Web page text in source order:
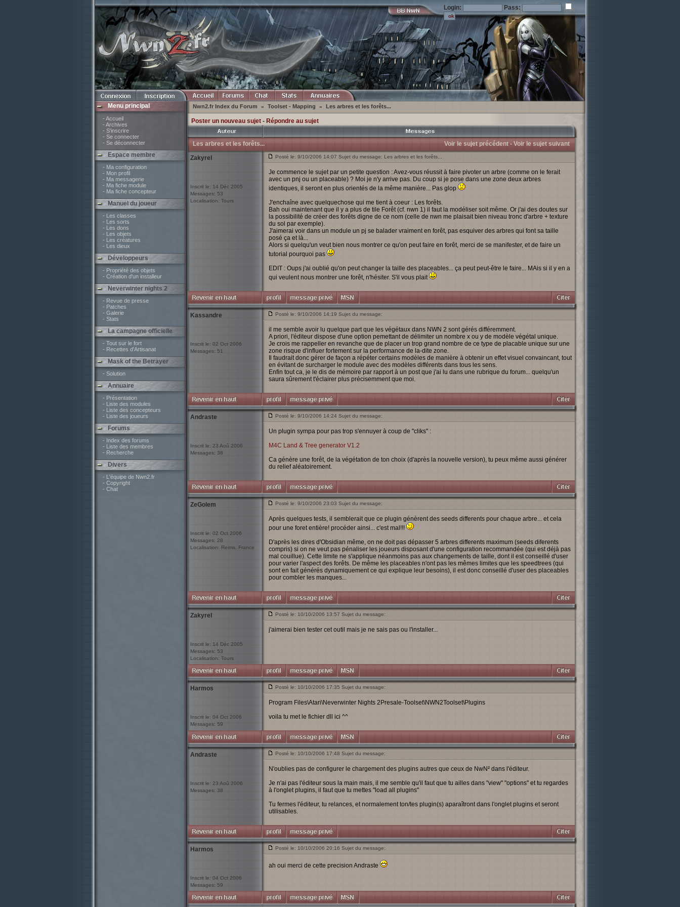
Login: Pass:
Menu principal
- Accueil
- Archives
- S'inscrire
- Se connecter
- Se déconnecter
Espace membre
- Ma configuration
- Mon profil
- Ma messagerie
- Ma fiche module
- Ma fiche concepteur
Manuel du joueur
- Les classes
- Les sorts
- Les dons
- Les objets
- Les créatures
- Les dieux
Développeurs
- Propriété des objets
- Création d'un installeur
Neverwinter nights 2
- Revue de presse
- Patches
- Galerie
- Stats
La campagne officielle
- Tout sur le fort
- Recettes d'Artisanat
Mask of the Betrayer
- Solution
Annuaire
- Présentation
- Liste des modules
- Liste des concepteurs
- Liste des joueurs
Forums
- Index des forums
- Liste des membres
- Recherche
Divers
- L'équipe de Nwn2.fr
- Copyright
- Chat
Nwn2.fr Index du Forum » Toolset - Mapping » Les arbres et les forêts...
Poster un nouveau sujet- Répondre au sujet
Les arbres et les forêts... Voir le sujet précédent - Voir le sujet suivant
Zakyrel
Inscrit le: 14 Déc 2005
Messages: 53
Localisation: Tours
Posté le: 9/10/2006 14:07 Sujet du message: Les arbres et les forêts...
Je commence le sujet par un petite question : Avez-vous réussit à faire pivoter un arbre (comme on le ferait
avec un pnj ou un placeable) ? Moi je n'y arrive pas. Du coup si je pose dans une zone deux arbres
identiques, il seront en plus orientés de la même manière... Pas glop
J'enchaîne avec quelquechose qui me tient à coeur : Les forêts.
Bah oui maintenant que il y a plus de tile Forêt (cf. nwn 1) il faut la modéliser soit même. Or j'ai des doutes sur
la possibilité de créer des forêts digne de ce nom (celle de nwn me plaisait bien niveau tronc d'arbre + texture
du sol par exemple).
J'aimerai voir dans un module un pj se balader vraiment en forêt, pas esquiver des arbres qui font sa taille
posé ça et là...
Alors si quelqu'un veut bien nous montrer ce qu'on peut faire en forêt, merci de se manifester, et de faire un
tutorial pourquoi pas
EDIT : Oups j'ai oublié qu'on peut changer la taille des placeables... ça peut peut-être le faire... MAis si il y en a
qui veulent nous montrer une forêt, n'hésiter. S'il vous plait
Kassandre
Inscrit le: 02 Oct 2006
Messages: 51
Posté le: 9/10/2006 14:19 Sujet du message:
il me semble avoir lu quelque part que les végétaux dans NWN 2 sont gérés différemment.
A priori, l'éditeur dispose d'une option pemettant de délimiter un nombre x ou y de modèle végétal unique.
Je crois me rappeller en revanche que de placer un trop grand nombre de ce type de placable unique sur une
zone risque d'influer fortement sur la performance de la-dite zone.
Il faudrait donc gérer de façon a répéter certains modèles de manière à obtenir un effet visuel convaincant, tout
en évitant de surcharger le module avec des modèles différents dans tous les sens.
Enfin tout ca, je le dis de mémoire par rapport à un post que j'ai lu dans une rubrique du forum... quelqu'un
saura sûrement t'éclairer plus précisemment que moi.
Andraste
Inscrit le: 23 Aoû 2006
Messages: 38
Posté le: 9/10/2006 14:24 Sujet du message:
Un plugin sympa pour pas trop s'ennuyer à coup de "cliks" :
M4C Land & Tree generator V1.2
Ca génère une forêt, de la végétation de ton choix (d'après la nouvelle version), tu peux même aussi générer
du relief aléatoirement.
ZeGolem
Inscrit le: 02 Oct 2006
Messages: 28
Localisation: Reims, France
Posté le: 9/10/2006 23:03 Sujet du message:
Après quelques tests, il semblerait que ce plugin génèrent des seeds differents pour chaque arbre... et cela
pour une foret entière! procéder ainsi... c'est mal!!!
D'après les dires d'Obsidian même, on ne doit pas dépasser 5 arbres differents maximum (seeds diferents
compris) si on ne veut pas pénaliser les joueurs disposant d'une configuration recommandée (qui est déjà pas
mal couillue). Cette limite ne s'applique néanmoins pas aux changements de taille, dont il est conseillé d'user
pour varier l'aspect des forêts. De même les placeables n'ont pas les mêmes limites que les speedtrees (qui
sont en fait générés dynamiquement ce qui explique leur besoins), il est donc conseillé d'user des placeables
pour combler les manques...
Zakyrel
Inscrit le: 14 Déc 2005
Messages: 53
Localisation: Tours
Posté le: 10/10/2006 13:57 Sujet du message:
j'aimerai bien tester cet outil mais je ne sais pas ou l'installer...
Harmos
Inscrit le: 04 Oct 2006
Messages: 59
Posté le: 10/10/2006 17:35 Sujet du message:
Program Files\Atari\Neverwinter Nights 2Presale-Toolset\NWN2Toolset\Plugins
voila tu met le fichier dll ici ^^
Andraste
Inscrit le: 23 Aoû 2006
Messages: 38
Posté le: 10/10/2006 17:48 Sujet du message:
N'oublies pas de configurer le chargement des plugins autres que ceux de NwN² dans l'éditeur.
Je n'ai pas l'éditeur sous la main mais, il me semble qu'il faut que tu ailles dans "view" "options" et tu regardes
à l'onglet plugins, il faut que tu mettes "load all plugins"
Tu fermes l'éditeur, tu relances, et normalement ton/tes plugin(s) aparaîtront dans l'onglet plugins et seront
utilisables.
Harmos
Inscrit le: 04 Oct 2006
Messages: 59
Posté le: 10/10/2006 20:16 Sujet du message:
ah oui merci de cette precision Andraste